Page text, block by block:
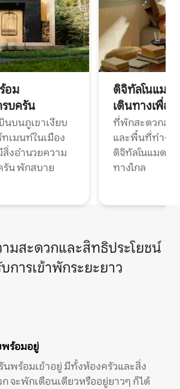
อม
รบครัน
นบนภูเขาเงียบ
เมนท์ในเมือง
งอำนวยความ
รัน พักสบาย
ดิจิทัลโนแมด
เดินทางเพื่อ
ที่พักสะดวกสบ
และพื้นที่ทำงา
ดิจิทัลโนแมดแ
ทางไกล
มสะดวกและสิทธิประโยชน์
การเข้าพักระยะยาว
พร้อมอยู่
นพร้อมเข้าอยู่ มีทั้งห้องครัวและสิ่ง
จะพักเดือนเดียวหรืออยู่ยาวๆ ก็ได้